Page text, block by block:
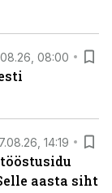
08:00
14:19
aasta siht